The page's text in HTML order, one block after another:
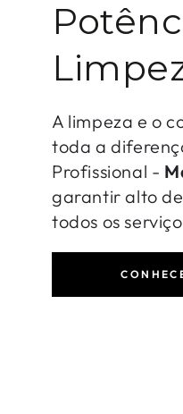
A limpeza e o
toda a
Profissional -
garantir alto
todos os